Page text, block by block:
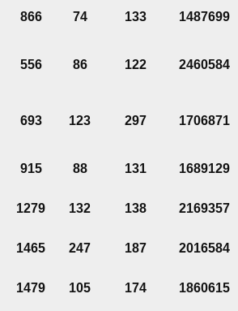
866 74 133 1487699
556 86 122 2460584
693 123 297 1706871
915 88 131 1689129
1279 132 138 2169357
1465 247 187 2016584
1479 105 174 1860615